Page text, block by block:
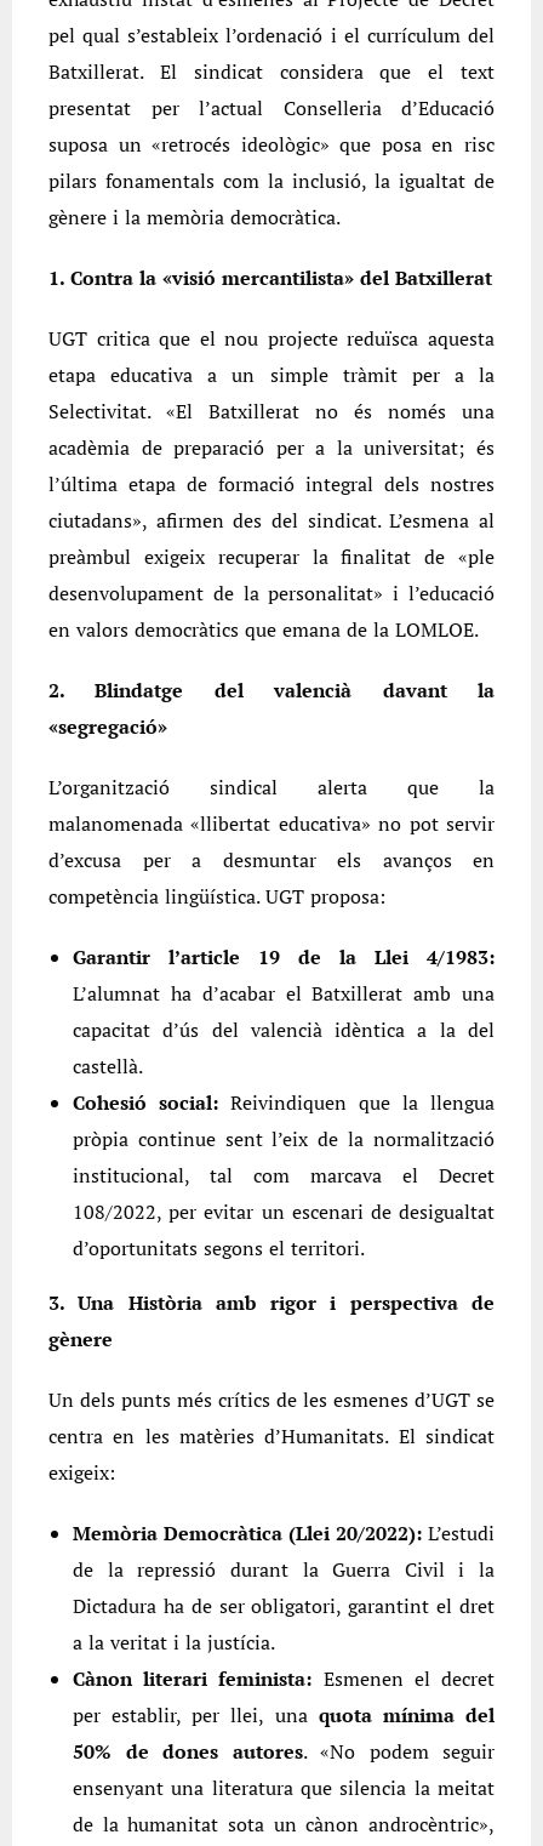
pel qual s’estableix l’ordenació i el currículum del
Batxillerat. El sindicat considera que el text
presentat per l’actual Conselleria d’Educació
suposa un «retrocés ideològic» que posa en risc
pilars fonamentals com la inclusió, la igualtat de
gènere i la memòria democràtica.
1. Contra la «visió mercantilista» del Batxillerat
UGT critica que el nou projecte reduïsca aquesta
etapa educativa a un simple tràmit per a la
Selectivitat. «El Batxillerat no és només una
acadèmia de preparació per a la universitat; és
l’última etapa de formació integral dels nostres
ciutadans», afirmen des del sindicat. L’esmena al
preàmbul exigeix recuperar la finalitat de «ple
desenvolupament de la personalitat» i l’educació
en valors democràtics que emana de la LOMLOE.
2. Blindatge del valencià davant la
«segregació»
L’organització sindical alerta que la
malanomenada «llibertat educativa» no pot servir
d’excusa per a desmuntar els avanços en
competència lingüística. UGT proposa:
Garantir l’article 19 de la Llei 4/1983:
L’alumnat ha d’acabar el Batxillerat amb una
capacitat d’ús del valencià idèntica a la del
castellà.
Cohesió social: Reivindiquen que la llengua
pròpia continue sent l’eix de la normalització
institucional, tal com marcava el Decret
108/2022, per evitar un escenari de desigualtat
d’oportunitats segons el territori.
3. Una Història amb rigor i perspectiva de
gènere
Un dels punts més crítics de les esmenes d’UGT se
centra en les matèries d’Humanitats. El sindicat
exigeix:
Memòria Democràtica (Llei 20/2022): L’estudi
de la repressió durant la Guerra Civil i la
Dictadura ha de ser obligatori, garantint el dret
a la veritat i la justícia.
Cànon literari feminista: Esmenen el decret
per establir, per llei, una quota mínima del
50% de dones autores. «No podem seguir
ensenyant una literatura que silencia la meitat
de la humanitat sota un cànon androcèntric»,